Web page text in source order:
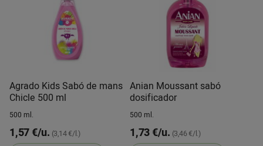
Agrado Kids Sabó de mans
Chicle 500 ml
500 ml.
1,57 €/u. (3,14 €/l.)
Anian Moussant sabó
dosificador
500 ml.
1,73 €/u. (3,46 €/l.)